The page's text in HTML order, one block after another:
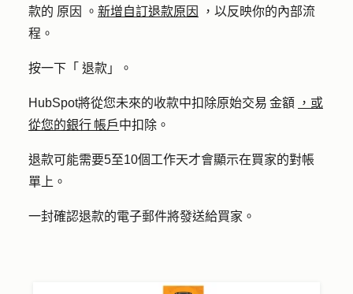
款的 原因 。 新增自訂退款原因
，以反映你的內部流
程。
按一下「 退款 」。
HubSpot將從您未來的收款中扣除原始交易 金額
，或
從您的銀行 帳戶中扣除。
退款可能需要5至10個工作天才會顯示在買家的對帳
單上。
一封確認退款的電子郵件將發送給買家。